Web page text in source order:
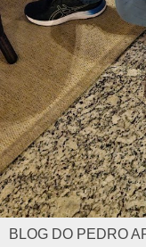
BLOG DO PEDRO